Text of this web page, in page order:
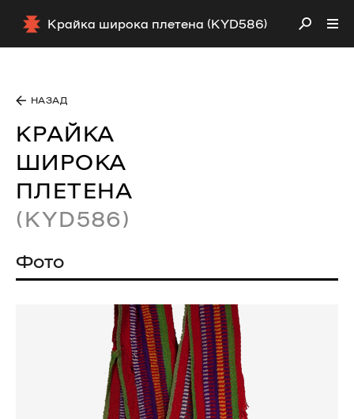
Крайка широка плетена (KYD586)
НАЗАД
КРАЙКА
ШИРОКА
ПЛЕТЕНА
(KYD586)
Фото